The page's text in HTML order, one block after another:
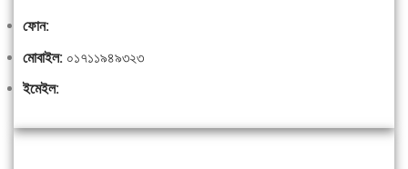
ফোন:
মোবাইল: ০১৭১১৯৪৯৩২৩
ইমেইল: